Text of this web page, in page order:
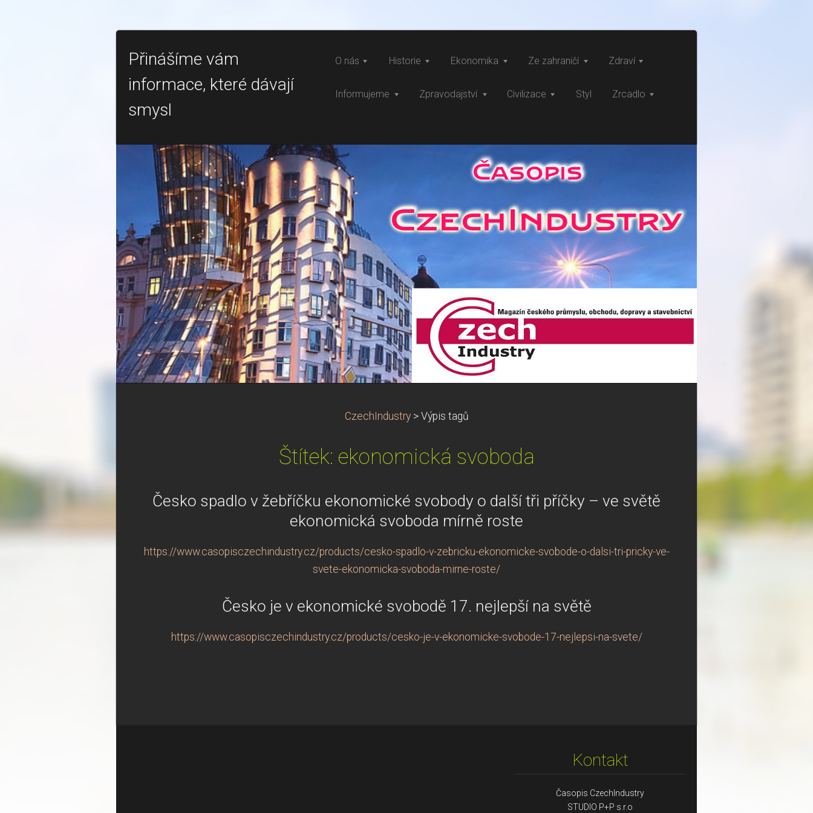
Přinášíme vám
informace, které dávají
smysl
O nás Historie Ekonomika Ze zahraničí Zdraví
Informujeme Zpravodajství Civilizace Styl Zrcadlo
CzechIndustry > Výpis tagů
Štítek: ekonomická svoboda
Česko spadlo v žebříčku ekonomické svobody o další tři příčky – ve světě
ekonomická svoboda mírně roste
https://www.casopisczechindustry.cz/products/cesko-spadlo-v-zebricku-ekonomicke-svobode-o-dalsi-tri-pricky-ve-
svete-ekonomicka-svoboda-mirne-roste/
Česko je v ekonomické svobodě 17. nejlepší na světě
https://www.casopisczechindustry.cz/products/cesko-je-v-ekonomicke-svobode-17-nejlepsi-na-svete/
Kontakt
Časopis CzechIndustry
STUDIO P+P s.r.o